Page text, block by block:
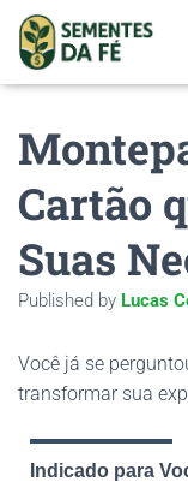
Cartão
Suas
Published by Lucas
Você já se
transformar sua
Indicado para